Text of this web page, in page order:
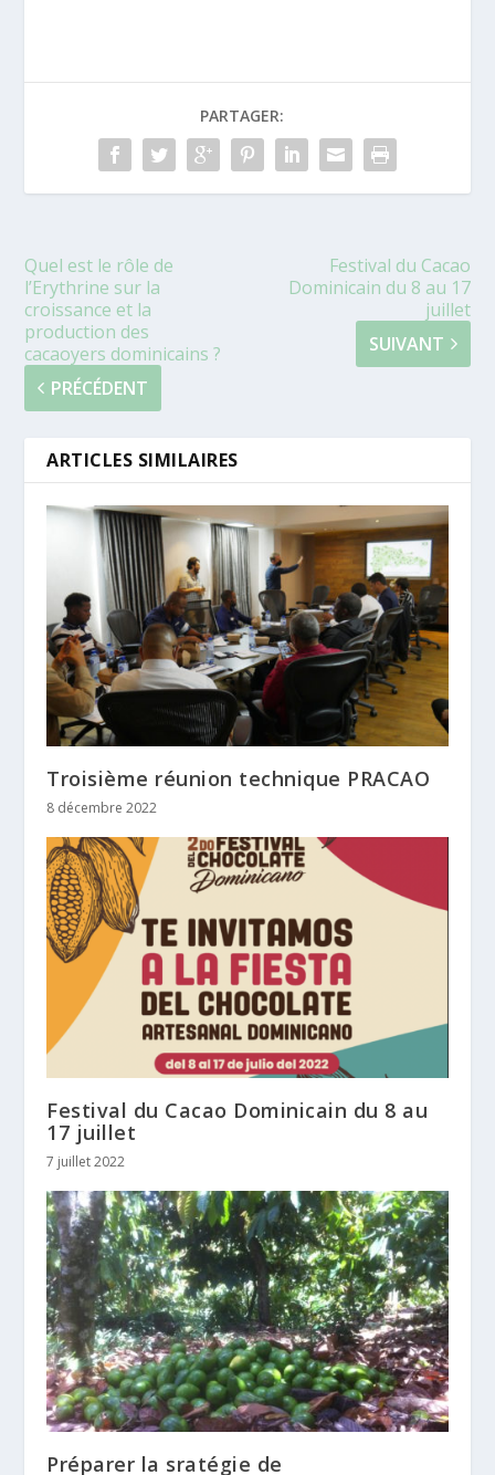
PARTAGER:
Quel est le rôle de
l’Erythrine sur la
croissance et la
production des
cacaoyers dominicains ?
PRÉCÉDENT
Festival du Cacao
Dominicain du 8 au 17
juillet
SUIVANT
ARTICLES SIMILAIRES
Troisième réunion technique PRACAO
8 décembre 2022
Festival du Cacao Dominicain du 8 au
17 juillet
7 juillet 2022
Préparer la sratégie de